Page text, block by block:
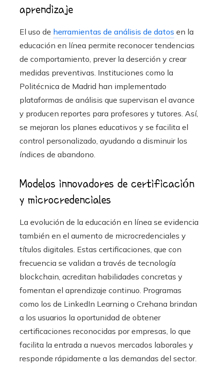
aprendizaje
El uso de herramientas de análisis de datos en la
educación en línea permite reconocer tendencias
de comportamiento, prever la deserción y crear
medidas preventivas. Instituciones como la
Politécnica de Madrid han implementado
plataformas de análisis que supervisan el avance
y producen reportes para profesores y tutores. Así,
se mejoran los planes educativos y se facilita el
control personalizado, ayudando a disminuir los
índices de abandono.
Modelos innovadores de certificación
y microcredenciales
La evolución de la educación en línea se evidencia
también en el aumento de microcredenciales y
títulos digitales. Estas certificaciones, que con
frecuencia se validan a través de tecnología
blockchain, acreditan habilidades concretas y
fomentan el aprendizaje continuo. Programas
como los de LinkedIn Learning o Crehana brindan
a los usuarios la oportunidad de obtener
certificaciones reconocidas por empresas, lo que
facilita la entrada a nuevos mercados laborales y
responde rápidamente a las demandas del sector.